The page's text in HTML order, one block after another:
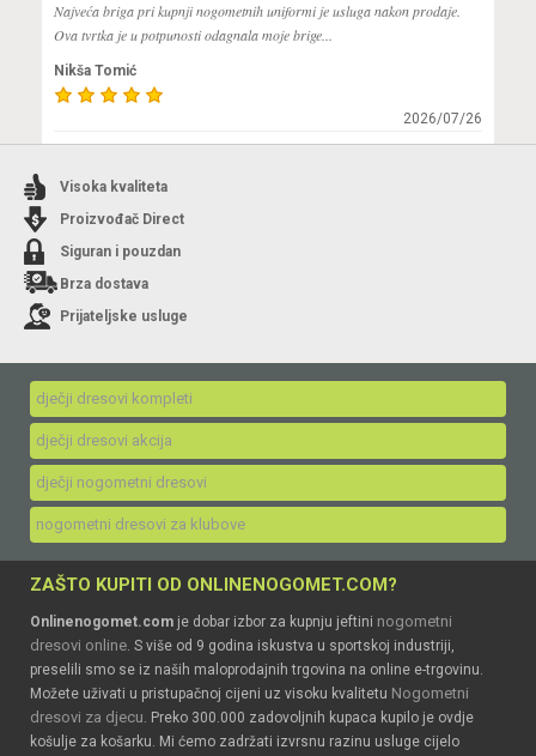
Najveća briga pri kupnji nogometnih uniformi je usluga nakon prodaje.
Ova tvrtka je u potpunosti odagnala moje brige...
Nikša Tomić
2026/07/26
Visoka kvaliteta
Proizvođač Direct
Siguran i pouzdan
Brza dostava
Prijateljske usluge
dječji dresovi kompleti
dječji dresovi akcija
dječji nogometni dresovi
nogometni dresovi za klubove
ZAŠTO KUPITI OD ONLINENOGOMET.COM?
Onlinenogomet.com je dobar izbor za kupnju jeftini nogometni
dresovi online. S više od 9 godina iskustva u sportskoj industriji,
preselili smo se iz naših maloprodajnih trgovina na online e-trgovinu.
Možete uživati u pristupačnoj cijeni uz visoku kvalitetu Nogometni
dresovi za djecu. Preko 300.000 zadovoljnih kupaca kupilo je ovdje
košulje za košarku. Mi ćemo zadržati izvrsnu razinu usluge cijelo